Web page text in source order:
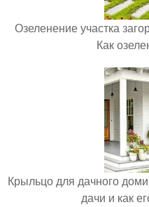
Озеленение участка
Как
Крыльцо для дачного
дачи и как